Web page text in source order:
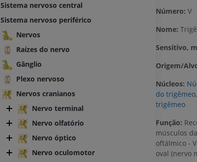
Sistema nervoso central
Sistema nervoso periférico
Nervos
Raízes do nervo
Gânglio
Plexo nervoso
Nervos cranianos
Nervo terminal
Nervo olfatório
Nervo óptico
Nervo oculomotor
Número: V
Nome:
Sensitivo,
Origem/
Núcleos:
do trigêmeo,
trigêmeo
Função:
músculos
oftálmico -
oval (nervo